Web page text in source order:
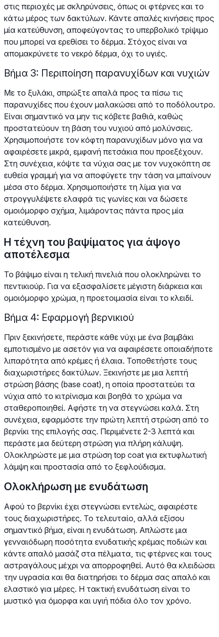
στις περιοχές με σκληρύνσεις, όπως οι φτέρνες και το
κάτω μέρος των δακτύλων. Κάντε απαλές κινήσεις προς
μία κατεύθυνση, αποφεύγοντας το υπερβολικό τρίψιμο
που μπορεί να ερεθίσει το δέρμα. Στόχος είναι να
απομακρύνετε το νεκρό δέρμα, όχι το υγιές.
Βήμα 3: Περιποίηση παρανυχίδων και νυχιών
Με το ξυλάκι, σπρώξτε απαλά προς τα πίσω τις
παρανυχίδες που έχουν μαλακώσει από το ποδόλουτρο.
Είναι σημαντικό να μην τις κόβετε βαθιά, καθώς
προστατεύουν τη βάση του νυχιού από μολύνσεις.
Χρησιμοποιήστε τον κόφτη παρανυχίδων μόνο για να
αφαιρέσετε μικρά, εμφανή πετσάκια που προεξέχουν.
Στη συνέχεια, κόψτε τα νύχια σας με τον νυχοκόπτη σε
ευθεία γραμμή για να αποφύγετε την τάση να μπαίνουν
μέσα στο δέρμα. Χρησιμοποιήστε τη λίμα για να
στρογγυλέψετε ελαφρά τις γωνίες και να δώσετε
ομοιόμορφο σχήμα, λιμάροντας πάντα προς μία
κατεύθυνση.
Η τέχνη του βαψίματος για άψογο
αποτέλεσμα
Το βάψιμο είναι η τελική πινελιά που ολοκληρώνει το
πεντικιούρ. Για να εξασφαλίσετε μέγιστη διάρκεια και
ομοιόμορφο χρώμα, η προετοιμασία είναι το κλειδί.
Βήμα 4: Εφαρμογή βερνικιού
Πριν ξεκινήσετε, περάστε κάθε νύχι με ένα βαμβάκι
εμποτισμένο με ασετόν για να αφαιρέσετε οποιαδήποτε
λιπαρότητα από κρέμες ή έλαια. Τοποθετήστε τους
διαχωριστήρες δακτύλων. Ξεκινήστε με μια λεπτή
στρώση βάσης (base coat), η οποία προστατεύει τα
νύχια από το κιτρίνισμα και βοηθά το χρώμα να
σταθεροποιηθεί. Αφήστε τη να στεγνώσει καλά. Στη
συνέχεια, εφαρμόστε την πρώτη λεπτή στρώση από το
βερνίκι της επιλογής σας. Περιμένετε 2-3 λεπτά και
περάστε μια δεύτερη στρώση για πλήρη κάλυψη.
Ολοκληρώστε με μια στρώση top coat για εκτυφλωτική
λάμψη και προστασία από το ξεφλούδισμα.
Ολοκλήρωση με ενυδάτωση
Αφού το βερνίκι έχει στεγνώσει εντελώς, αφαιρέστε
τους διαχωριστήρες. Το τελευταίο, αλλά εξίσου
σημαντικό βήμα, είναι η ενυδάτωση. Απλώστε μια
γενναιόδωρη ποσότητα ενυδατικής κρέμας ποδιών και
κάντε απαλό μασάζ στα πέλματα, τις φτέρνες και τους
αστραγάλους μέχρι να απορροφηθεί. Αυτό θα κλειδώσει
την υγρασία και θα διατηρήσει το δέρμα σας απαλό και
ελαστικό για μέρες. Η τακτική ενυδάτωση είναι το
μυστικό για όμορφα και υγιή πόδια όλο τον χρόνο.